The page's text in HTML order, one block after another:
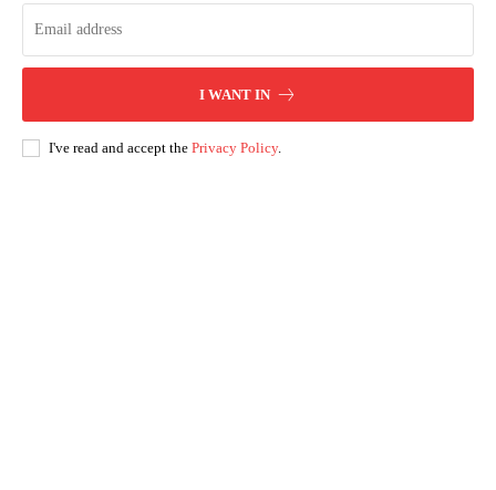
I WANT IN
I've read and accept the Privacy Policy.